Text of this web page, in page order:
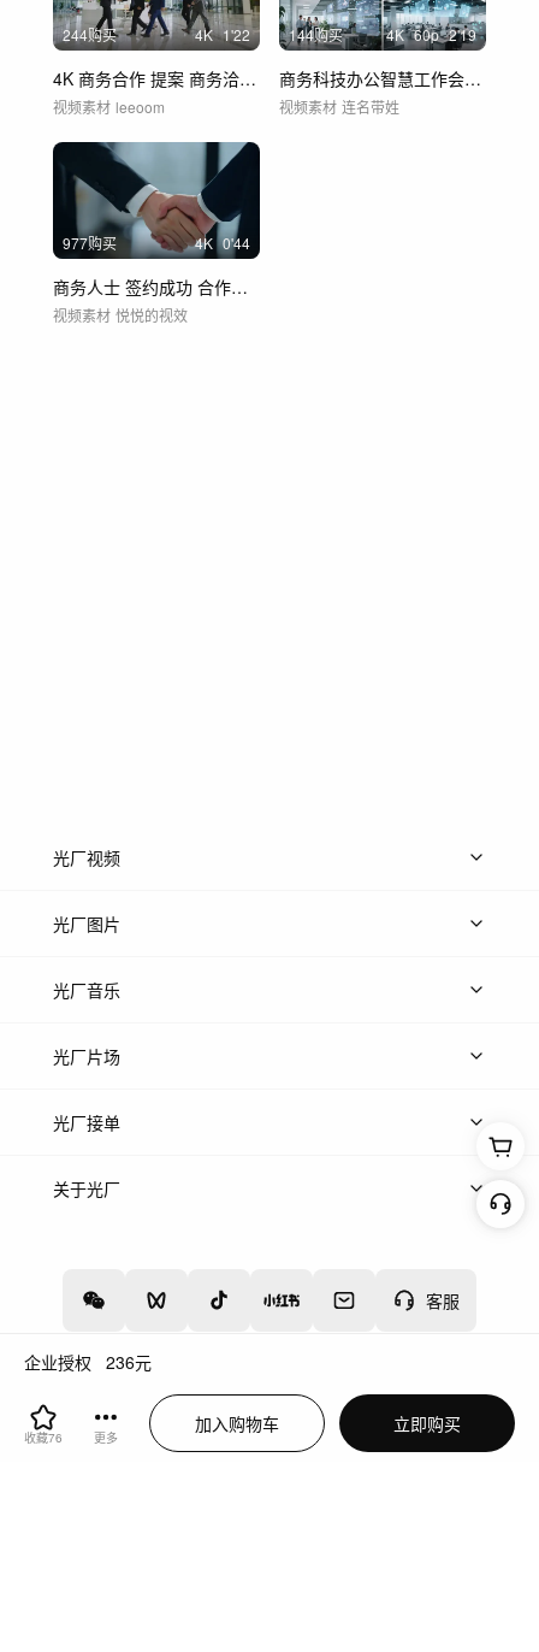
企业授权 236元
收藏76 更多
加入购物车 立即购买
244购买 4K 1'22
4K 商务合作 提案 商务洽谈 合作成功
视频素材 leeoom
144购买 4K 60p 2'19
商务科技办公智慧工作会议室交谈笔记本电脑
视频素材 连名带姓
977购买 4K 0'44
商务人士 签约成功 合作握手
视频素材 悦悦的视效
客服
光厂视频
上传视频
光厂图片
上传图片
光厂音乐
热门音乐
光厂片场
上传案例
光厂接单
上架服务
关于光厂
增值电信业务经营许可证：川B2-20160192
蜀ICP备12020238号-4
川公网安备51019002000262
违法和不良信息举报中心